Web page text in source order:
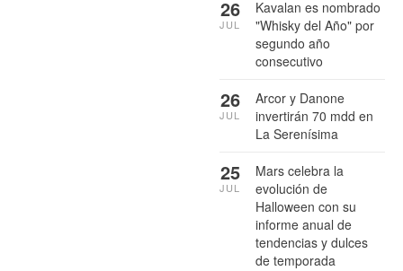
Kavalan es nombrado
"Whisky del Año" por
segundo año
consecutivo
26
JUL
Arcor y Danone
invertirán 70 mdd en
La Serenísima
26
JUL
Mars celebra la
evolución de
Halloween con su
informe anual de
tendencias y dulces
de temporada
25
JUL